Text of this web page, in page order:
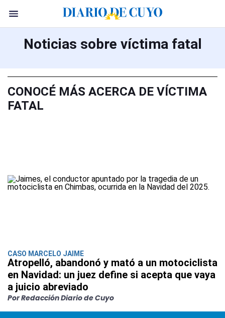
Noticias sobre víctima fatal
CONOCÉ MÁS ACERCA DE VÍCTIMA
FATAL
CASO MARCELO JAIME
Atropelló, abandonó y mató a un motociclista
en Navidad: un juez define si acepta que vaya
a juicio abreviado
Por Redacción Diario de Cuyo